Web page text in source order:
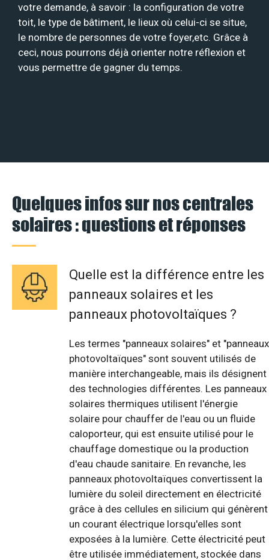
votre demande, à savoir : la configuration de votre
toit, le type de bâtiment, le lieux où celui-ci se situe,
le nombre de personnes de votre foyer,etc. Grâce à
ceci, nous pourrons déjà orienter notre réflexion et
vous permettre de gagner du temps.
Quelques infos sur nos centrales
solaires : questions et réponses
Quelle est la différence entre les
panneaux solaires et les
panneaux photovoltaïques ?
Les termes "panneaux solaires" et "panneaux
photovoltaïques" sont souvent utilisés de
manière interchangeable, mais ils désignent
des technologies différentes. Les panneaux
solaires thermiques utilisent l'énergie
solaire pour chauffer de l'eau ou un fluide
caloporteur, qui est ensuite utilisé pour le
chauffage domestique ou la production
d'eau chaude sanitaire. En revanche, les
panneaux photovoltaïques convertissent la
lumière du soleil directement en électricité
grâce à des cellules en silicium qui génèrent
un courant électrique lorsqu'elles sont
exposées à la lumière. Cette électricité peut
être utilisée immédiatement, stockée dans